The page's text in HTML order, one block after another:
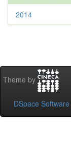
2014
Theme by
DSpace Software